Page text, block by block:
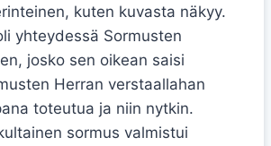
kuten kuvasta näkyy.
yhteydessä Sormusten
josko sen oikean saisi
Herran verstaallahan
toteutua ja niin nytkin.
sormus valmistui